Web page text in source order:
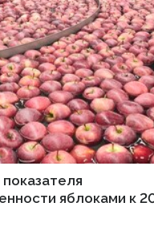
яблоками к